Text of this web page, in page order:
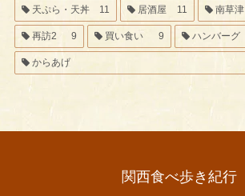
天ぷら・天丼 11 居酒屋 11 南草津
再訪2 9 買い食い 9 ハンバーグ
からあげ
関西食べ歩き紀行